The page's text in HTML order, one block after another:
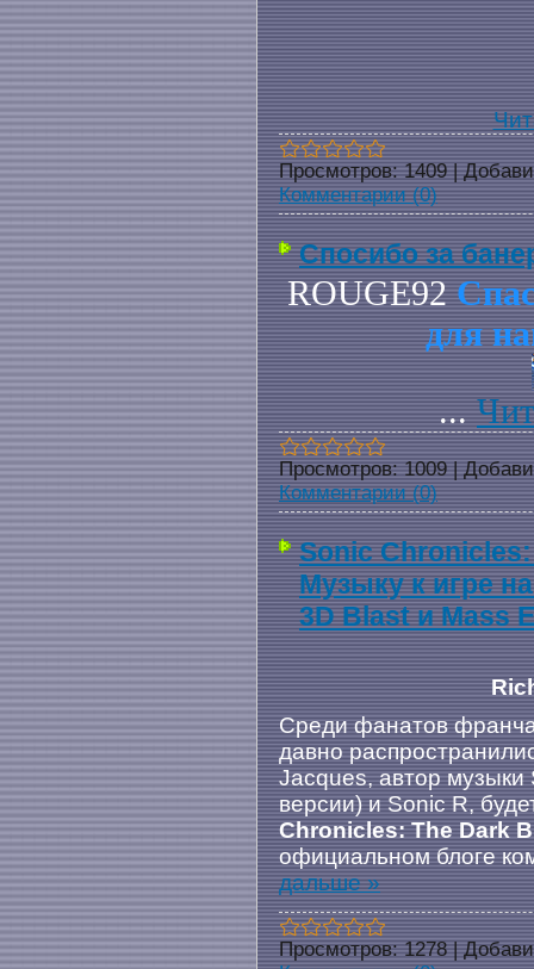
Просмотров: 1409 |
Комментарии (0)
Спосибо за
ROUGE92
для
...
Просмотров: 1009 |
Комментарии (0)
Sonic
Музыку к игре
3D Blast и Mass
Среди фанатов
давно
Jacques, автор
версии) и Sonic R,
Chronicles: The Dark
официальном блоге
дальше »
Просмотров: 1278 |